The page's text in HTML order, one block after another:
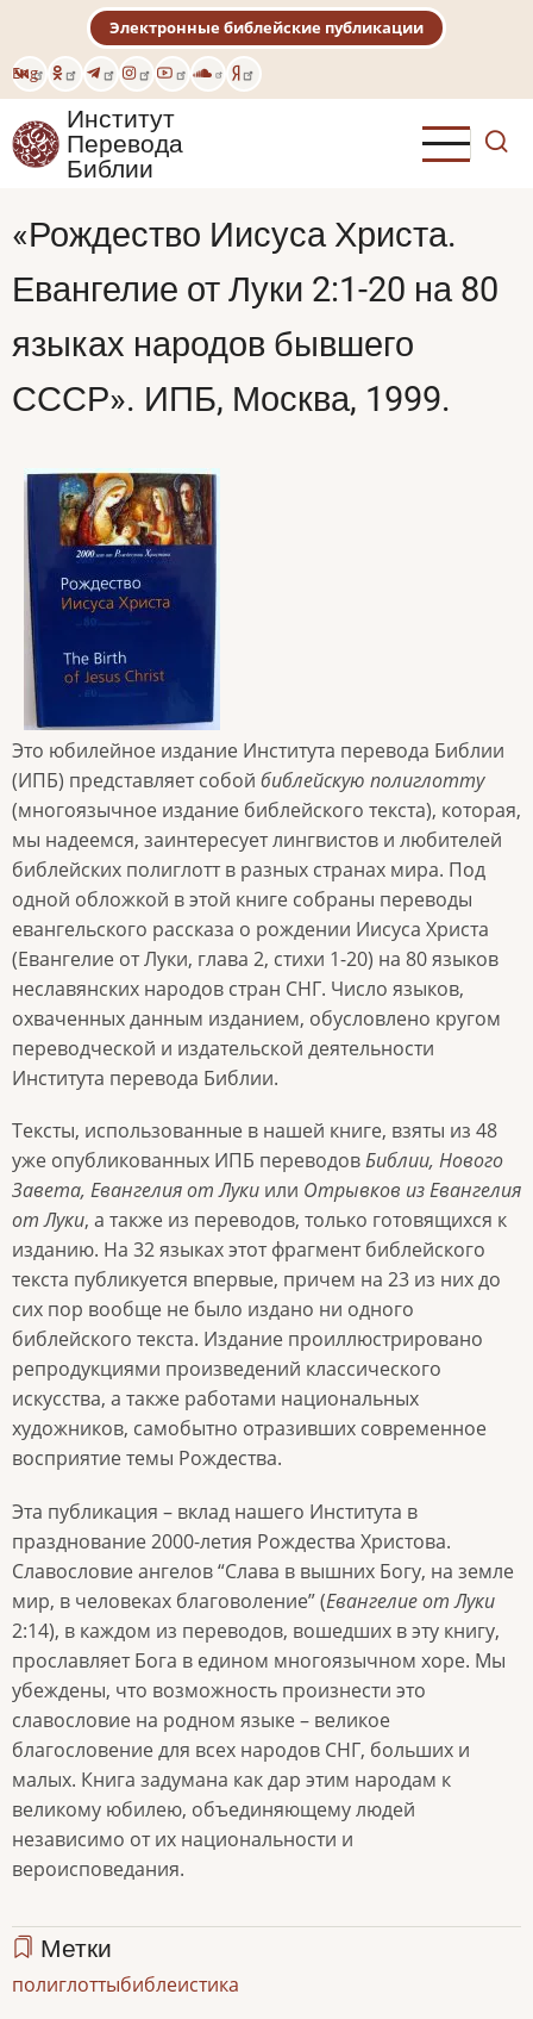
основному
содержанию
Eng
Электронные библейские публикации
Институт
Перевода
Библии
«Рождество Иисуса Христа.
Евангелие от Луки 2:1-20 на 80
языках народов бывшего
СССР». ИПБ, Москва, 1999.
Это юбилейное издание Института перевода Библии
(ИПБ) представляет собой библейскую полиглотту
(многоязычное издание библейского текста), которая,
мы надеемся, заинтересует лингвистов и любителей
библейских полиглотт в разных странах мира. Под
одной обложкой в этой книге собраны переводы
евангельского рассказа о рождении Иисуса Христа
(Евангелие от Луки, глава 2, стихи 1-20) на 80 языков
неславянских народов стран СНГ. Число языков,
охваченных данным изданием, обусловлено кругом
переводческой и издательской деятельности
Института перевода Библии.
Тексты, использованные в нашей книге, взяты из 48
уже опубликованных ИПБ переводовБиблии, Нового
Завета, Евангелия от Луки или Отрывков из Евангелия
от Луки, а также из переводов, только готовящихся к
изданию. На 32 языках этот фрагмент библейского
текста публикуется впервые, причем на 23 из них до
сих пор вообще не было издано ни одного
библейского текста. Издание проиллюстрировано
репродукциями произведений классического
искусства, а также работами национальных
художников, самобытно отразивших современное
восприятие темы Рождества.
Эта публикация – вклад нашего Института в
празднование 2000-летия Рождества Христова.
Славословие ангелов “Слава в вышних Богу, на земле
мир, в человеках благоволение” (Евангелие от Луки
2:14), в каждом из переводов, вошедших в эту книгу,
прославляет Бога в едином многоязычном хоре. Мы
убеждены, что возможность произнести это
славословие на родном языке – великое
благословение для всех народов СНГ, больших и
малых. Книга задумана как дар этим народам к
великому юбилею, объединяющему людей
независимо от их национальности и
вероисповедания.
Метки
полиглоттыбиблеистика